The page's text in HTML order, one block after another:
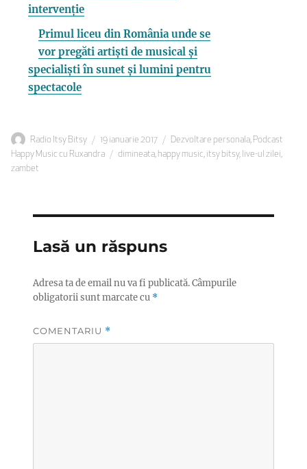
intervenție
Primul liceu din România unde se
vor pregăti artiști de musical și
specialiști în sunet și lumini pentru
spectacole
Autor
Radio Itsy Bitsy
Publicat
pe
19 ianuarie 2017 Categorii
Dezvoltare personala, Podcast
Happy Music cu Ruxandra
Etichete
dimineata, happy music, itsy bitsy, live-ul zilei,
zambet
Lasă un răspuns
Adresa ta de email nu va fi publicată.Câmpurile
obligatorii sunt marcate cu *
COMENTARIU *